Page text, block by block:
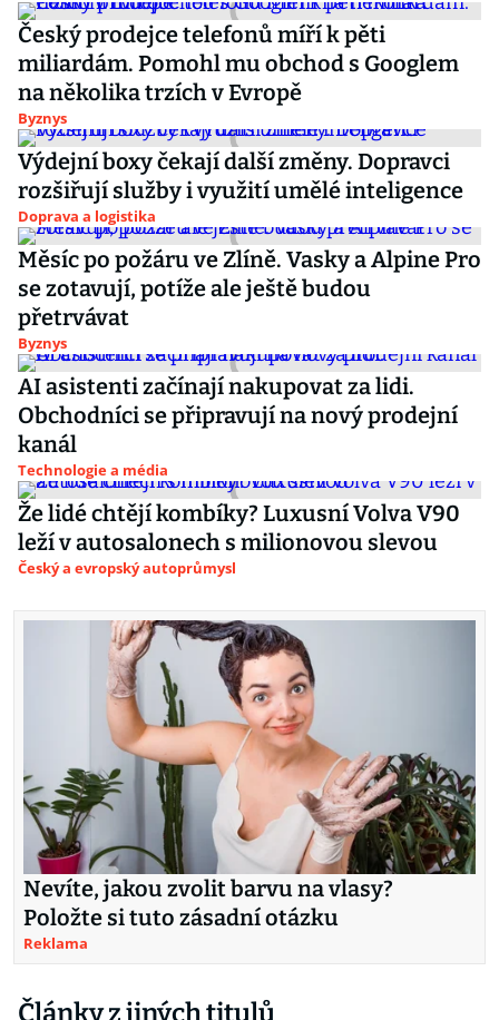
Český prodejce telefonů míří k pěti
miliardám. Pomohl mu obchod s Googlem
na několika trzích v Evropě
Byznys
Výdejní boxy čekají další změny. Dopravci
rozšiřují služby i využití umělé inteligence
Doprava a logistika
Měsíc po požáru ve Zlíně. Vasky a Alpine Pro
se zotavují, potíže ale ještě budou
přetrvávat
Byznys
AI asistenti začínají nakupovat za lidi.
Obchodníci se připravují na nový prodejní
kanál
Technologie a média
Že lidé chtějí kombíky? Luxusní Volva V90
leží v autosalonech s milionovou slevou
Český a evropský autoprůmysl
Nevíte, jakou zvolit barvu na vlasy?
Položte si tuto zásadní otázku
Reklama
Články z jiných titulů